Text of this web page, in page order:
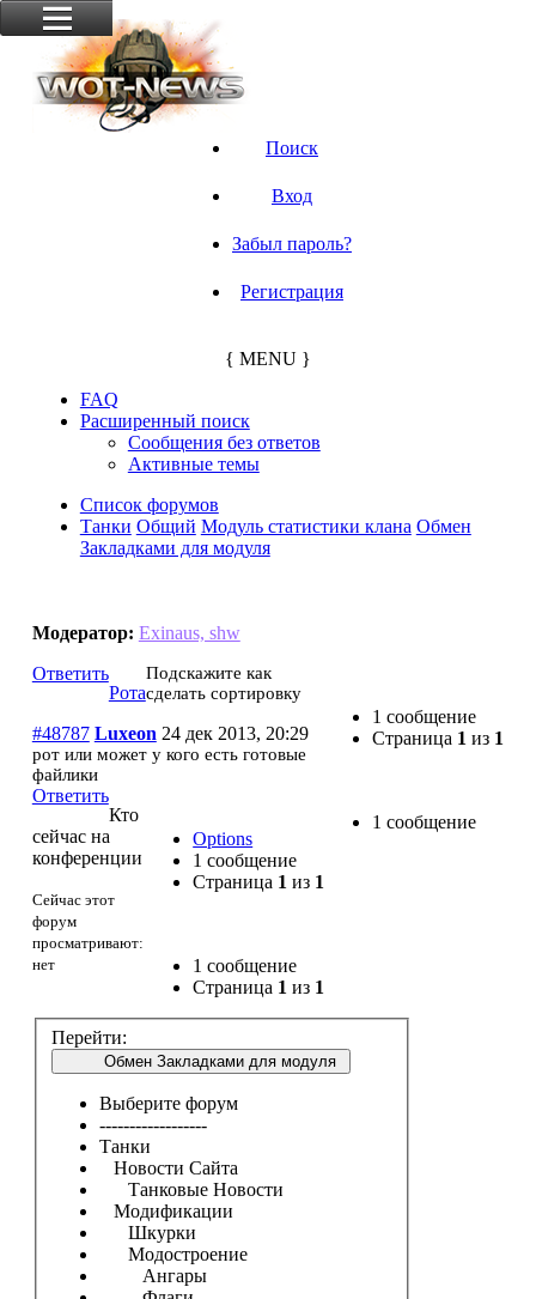
Поиск
Вход
Забыл пароль?
Регистрация
{ MENU }
FAQ
Расширенный поиск
Сообщения без ответов
Активные темы
Список форумов
Танки Общий Модуль статистики клана Обмен
Закладками для модуля
Модератор: Exinaus, shw
1 сообщение
Страница 1 из 1
1 сообщение
Ответить
Рота
#48787 Luxeon 24 дек 2013, 20:29
Подскажите как
сделать сортировку
рот или может у кого есть готовые
файлики
Ответить
Options
1 сообщение
Страница 1 из 1
1 сообщение
Страница 1 из 1
Перейти:
Обмен Закладками для модуля
Выберите форум
------------------
Танки
Новости Сайта
Танковые Новости
Модификации
Шкурки
Модостроение
Ангары
Кто
сейчас на
конференции
Сейчас этот
форум
просматривают:
нет